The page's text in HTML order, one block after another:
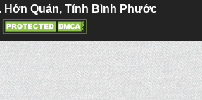
Hớn Quản, Tỉnh Bình Phước